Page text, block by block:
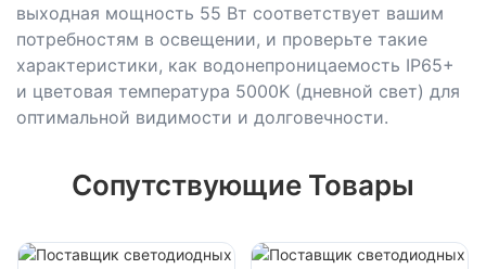
выходная мощность 55 Вт соответствует вашим
потребностям в освещении, и проверьте такие
характеристики, как водонепроницаемость IP65+
и цветовая температура 5000K (дневной свет) для
оптимальной видимости и долговечности.
Сопутствующие Товары